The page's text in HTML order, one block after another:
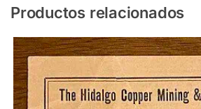
Productos relacionados